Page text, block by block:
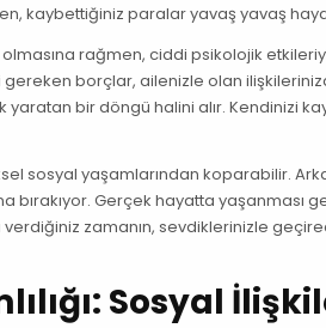
kaybettiğiniz paralar yavaş yavaş
rağmen, ciddi psikolojik
borçlar, ailenizle olan
yaratan bir döngü halini alır. Kendinizi
sosyal yaşamlarından koparabilir.
bırakıyor. Gerçek hayatta yaşanması
verdiğiniz zamanın, sevdiklerinizle
Sosyal